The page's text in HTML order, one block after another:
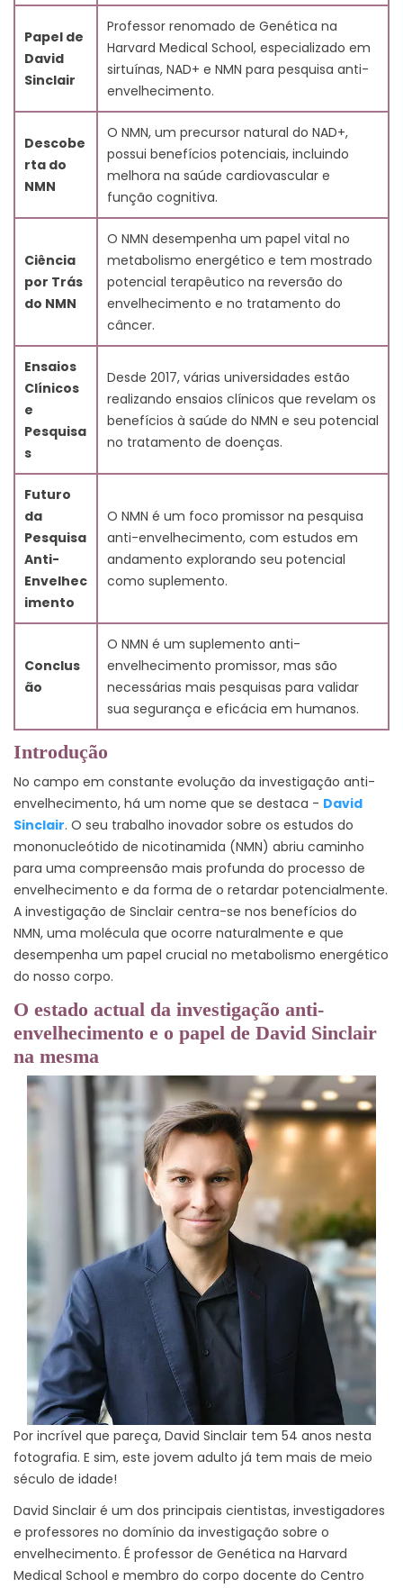
investigação anti-envelhecimento?
9.3. 3. Quais são os potenciais benefícios do NMN?
9.4. 4. Qual é o papel do NMN na ativação das
sirtuínas e no prolongamento do tempo de vida?
sobre a utilização do NMN como suplemento anti-
envelhecimento?
9.6. 6. Quais são os potenciais efeitos secundários da
NMN?
9.7. 7. Como é que o NMN melhora a saúde
cardiovascular e a função cognitiva?
9.8. 8. Qual é o futuro da investigação anti-
envelhecimento com NMN?
9.9. 9. Qual é o papel das sirtuínas no
envelhecimento e na longevidade?
9.10. 10. Qual é a relação entre o NMN e o NAD+?
Papel de
David
Sinclair
Professor renomado de Genética na
Harvard Medical School, especializado em
sirtuínas, NAD+ e NMN para pesquisa anti-
envelhecimento.
Descobe
rta do
NMN
O NMN, um precursor natural do NAD+,
possui benefícios potenciais, incluindo
melhora na saúde cardiovascular e
função cognitiva.
Ciência
por Trás
do NMN
O NMN desempenha um papel vital no
metabolismo energético e tem mostrado
potencial terapêutico na reversão do
envelhecimento e no tratamento do
câncer.
Ensaios
Clínicos
e
Pesquisa
s
Desde 2017, várias universidades estão
realizando ensaios clínicos que revelam os
benefícios à saúde do NMN e seu potencial
no tratamento de doenças.
Futuro
da
Pesquisa
Anti-
Envelhec
imento
O NMN é um foco promissor na pesquisa
anti-envelhecimento, com estudos em
andamento explorando seu potencial
como suplemento.
Conclus
ão
O NMN é um suplemento anti-
envelhecimento promissor, mas são
necessárias mais pesquisas para validar
sua segurança e eficácia em humanos.
Introdução
No campo em constante evolução da investigação anti-
envelhecimento, há um nome que se destaca - David
Sinclair. O seu trabalho inovador sobre os estudos do
mononucleótido de nicotinamida (NMN) abriu caminho
para uma compreensão mais profunda do processo de
envelhecimento e da forma de o retardar potencialmente.
A investigação de Sinclair centra-se nos benefícios do
NMN, uma molécula que ocorre naturalmente e que
desempenha um papel crucial no metabolismo energético
do nosso corpo.
O estado actual da investigação anti-
envelhecimento e o papel de David Sinclair
na mesma
Por incrível que pareça, David Sinclair tem 54 anos nesta
fotografia. E sim, este jovem adulto já tem mais de meio
século de idade!
David Sinclair é um dos principais cientistas, investigadores
e professores no domínio da investigação sobre o
envelhecimento. É professor de Genética na Harvard
Medical School e membro do corpo docente do Centro